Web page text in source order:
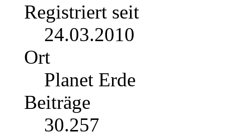
Registriert seit
24.03.2010
Ort
Planet Erde
Beiträge
30.257